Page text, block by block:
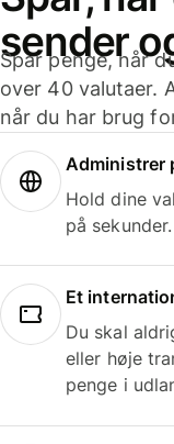
sender
Spar penge, når
over 40 valutaer.
når du har brug
Administrer
Hold dine
på sekunder.
Et
Du skal
eller høje
penge i